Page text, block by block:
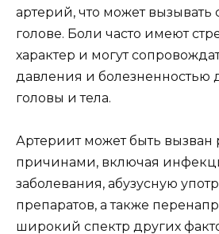
артерий, что может
голове. Боли часто имеют
характер и могут
давления и болезненностью
головы и тела.
Артериит может быть
причинами, включая
заболевания, абузусную
препаратов, а также
широкий спектр других